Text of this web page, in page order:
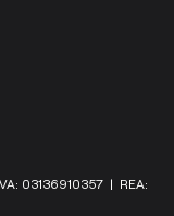
03136910357 | REA: